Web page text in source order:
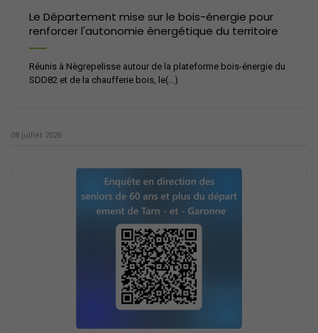
Le Département mise sur le bois-énergie pour
renforcer l'autonomie énergétique du territoire
Réunis à Nègrepelisse autour de la plateforme bois-énergie du
SDD82 et de la chaufferie bois, le(...)
08 juillet 2026